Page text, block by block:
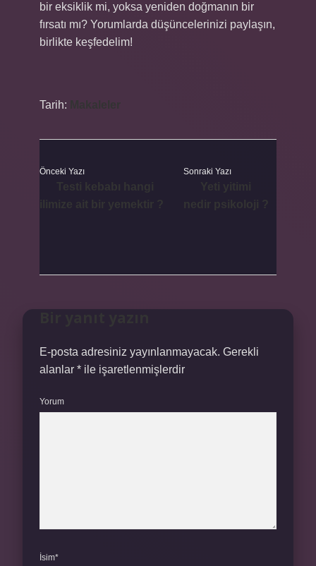
bir eksiklik mi, yoksa yeniden doğmanın bir
fırsatı mı? Yorumlarda düşüncelerinizi paylaşın,
birlikte keşfedelim!
Tarih:
Önceki Yazı Sonraki Yazı
E-posta adresiniz yayınlanmayacak. Gerekli
alanlar * ile işaretlenmişlerdir
Yorum
İsim*